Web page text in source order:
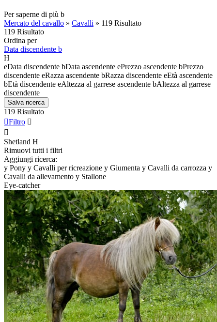
Per saperne di più b
Mercato del cavallo » Cavalli » 119 Risultato
119 Risultato
Ordina per
Data discendente b
H
eData discendente bData ascendente ePrezzo ascendente bPrezzo
discendente eRazza ascendente bRazza discendente eEtà ascendente
bEtà discendente eAltezza al garrese ascendente bAltezza al garrese
discendente
Salva ricerca
119 Risultato
Filtro 

Shetland H
Rimuovi tutti i filtri
Aggiungi ricerca:
y Pony y Cavalli per ricreazione y Giumenta y Cavalli da carrozza y
Cavalli da allevamento y Stallone
Eye-catcher